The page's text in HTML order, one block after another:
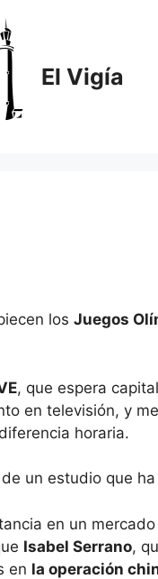
El Vigía
los Juegos
, que espera
en televisión, y
horaria.
un estudio que
en un
Isabel Serrano,
en la operación